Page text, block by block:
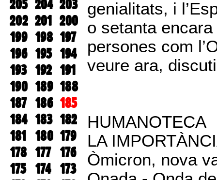
205 204 203
202 201 200
199 198 197
196 195 194
193 192 191
190 189 188
187 186 185
184 183 182
181 180 179
178 177 176
175 174 173
genialitats, i
o setanta
persones com
veure ara,
HUMANOTECA
LA
Òmicron, nova